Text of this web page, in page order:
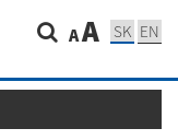
AA SK EN